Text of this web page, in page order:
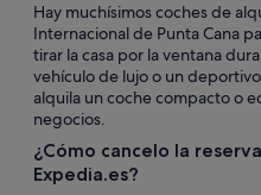
Hay muchísimos coches de
Internacional de Punta Cana
tirar la casa por la ventana
vehículo de lujo o un
alquila un coche compacto o
negocios.
¿Cómo cancelo la
Expedia.es?